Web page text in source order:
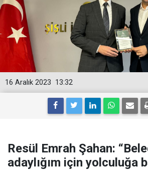
13:32
16 Aralık 2023
Resül Emrah Şahan:
adaylığım için yolculuğa